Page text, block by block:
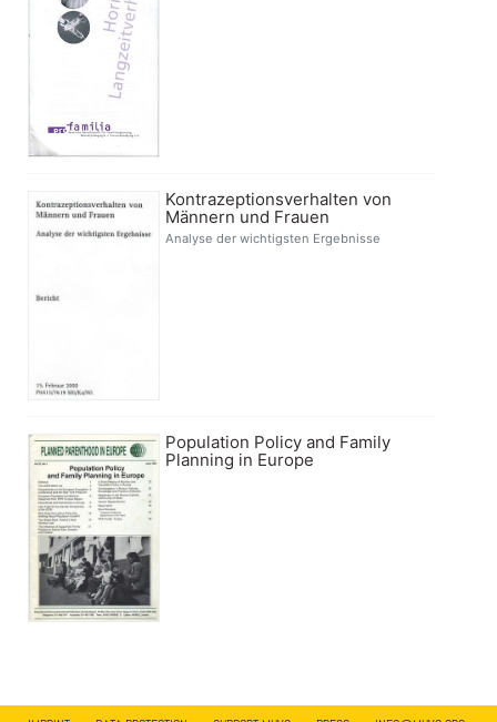
Kontrazeptionsverhalten von
Männern und Frauen
Analyse der wichtigsten Ergebnisse
Population Policy and Family
Planning in Europe